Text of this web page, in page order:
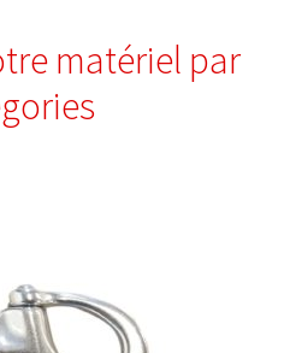
matériel par